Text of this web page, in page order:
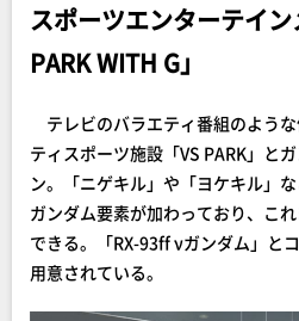
スポーツエンターテイ
PARK WITH G」
テレビのバラエティ番組のよう
ティスポーツ施設「VS PARK」と
ン。「ニゲキル」や「ヨケキル」
ガンダム要素が加わっており、こ
できる。「RX-93ff νガンダム」と
用意されている。